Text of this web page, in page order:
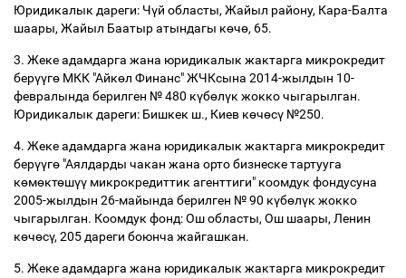
Юридикалык дареги: Чүй областы, Жайыл району, Кара-Балта
шаары, Жайыл Баатыр атындагы көчө, 65.
3. Жеке адамдарга жана юридикалык жактарга микрокредит
берүүгө МКК "Айкөл Финанс" ЖЧКсына 2014-жылдын 10-
февралында берилген № 480 күбөлүк жокко чыгарылган.
Юридикалык дареги: Бишкек ш., Киев көчөсү №250.
4. Жеке адамдарга жана юридикалык жактарга микрокредит
берүүгө "Аялдарды чакан жана орто бизнеске тартууга
көмөктөшүү микрокредиттик агенттиги" коомдук фондусуна
2005-жылдын 26-майында берилген № 90 күбөлүк жокко
чыгарылган. Коомдук фонд: Ош областы, Ош шаары, Ленин
көчөсү, 205 дареги боюнча жайгашкан.
5. Жеке адамдарга жана юридикалык жактарга микрокредит